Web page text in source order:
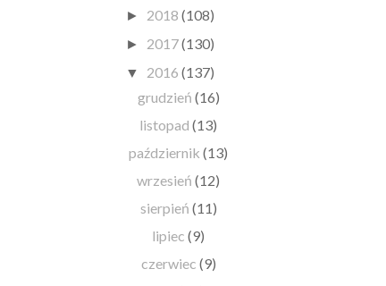
► 2018 (108)
► 2017(130)
▼ 2016 (137)
grudzień (16)
listopad(13)
październik(13)
wrzesień(12)
sierpień (11)
lipiec(9)
czerwiec (9)